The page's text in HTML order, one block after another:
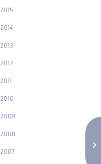
2015
2014
2013
2012
2011
2010
2009
2008
2007